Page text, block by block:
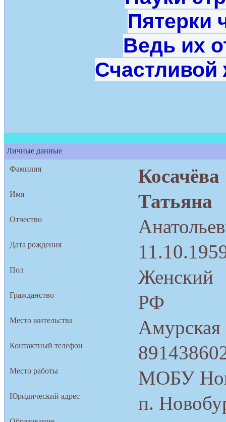
Пятерки
Ведь их
Личные данные
Фамилия Косачёва
Имя Татьяна
Отчество
Дата рождения
Пол Женский
Гражданство РФ
Место жительства Амурская
Контактный телефон
Место работы МОБУ
Юридический адрес п.